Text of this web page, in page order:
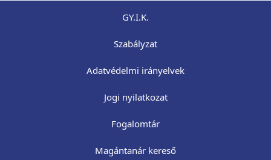
GY.I.K.
Szabályzat
Adatvédelmi irányelvek
Jogi nyilatkozat
Fogalomtár
Magántanár kereső